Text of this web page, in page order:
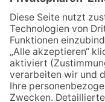
06.08.2026
09.07.2026